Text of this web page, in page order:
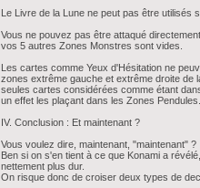
Le Livre de la Lune ne peut pas être utilisés
Vous ne pouvez pas être attaqué
vos 5 autres Zones Monstres sont vides.
Les cartes comme Yeux d'Hésitation ne
zones extrême gauche et extrême droite de
seules cartes considérées comme étant
un effet les plaçant dans les Zones
IV. Conclusion : Et maintenant ?
Vous voulez dire, maintenant, "maintenant" ?
Ben si on s'en tient à ce que Konami a
nettement plus dur.
On risque donc de croiser deux types de